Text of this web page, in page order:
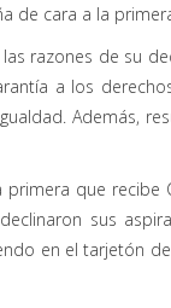
de cara a la
razones de su
a los
Además,
que recibe
sus
en el tarjetón